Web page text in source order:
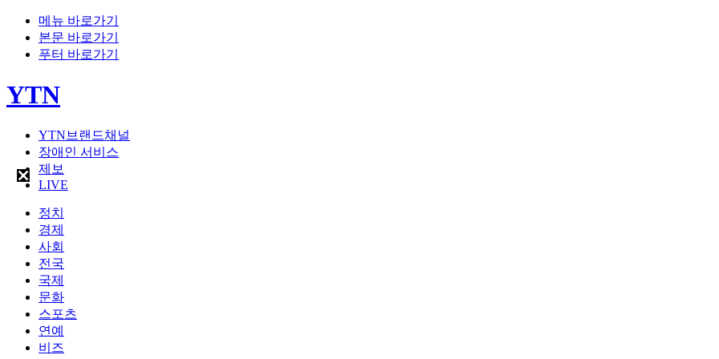
메뉴 바로가기
본문 바로가기
푸터 바로가기
YTN
YTN브랜드채널
장애인 서비스
제보
LIVE
정치
경제
사회
전국
국제
문화
스포츠
연예
비즈